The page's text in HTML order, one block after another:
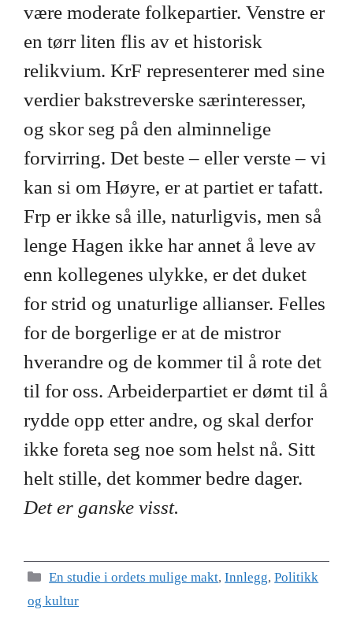
være moderate folkepartier. Venstre er
en tørr liten flis av et historisk
relikvium. KrF representerer med sine
verdier bakstreverske særinteresser,
og skor seg på den alminnelige
forvirring. Det beste – eller verste – vi
kan si om Høyre, er at partiet er tafatt.
Frp er ikke så ille, naturligvis, men så
lenge Hagen ikke har annet å leve av
enn kollegenes ulykke, er det duket
for strid og unaturlige allianser. Felles
for de borgerlige er at de mistror
hverandre og de kommer til å rote det
til for oss. Arbeiderpartiet er dømt til å
rydde opp etter andre, og skal derfor
ikke foreta seg noe som helst nå. Sitt
helt stille, det kommer bedre dager.
Det er ganske visst.
Kategorier
En studie i ordets mulige makt,Innlegg,Politikk
og kultur